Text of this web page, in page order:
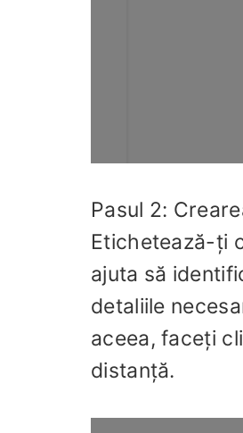
Pasul 2:
Etichetează-ți
ajuta să
detaliile
aceea, faceți
distanță.